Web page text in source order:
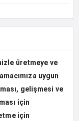
üretmeye ve
uygun
gelişmesi ve
için
için